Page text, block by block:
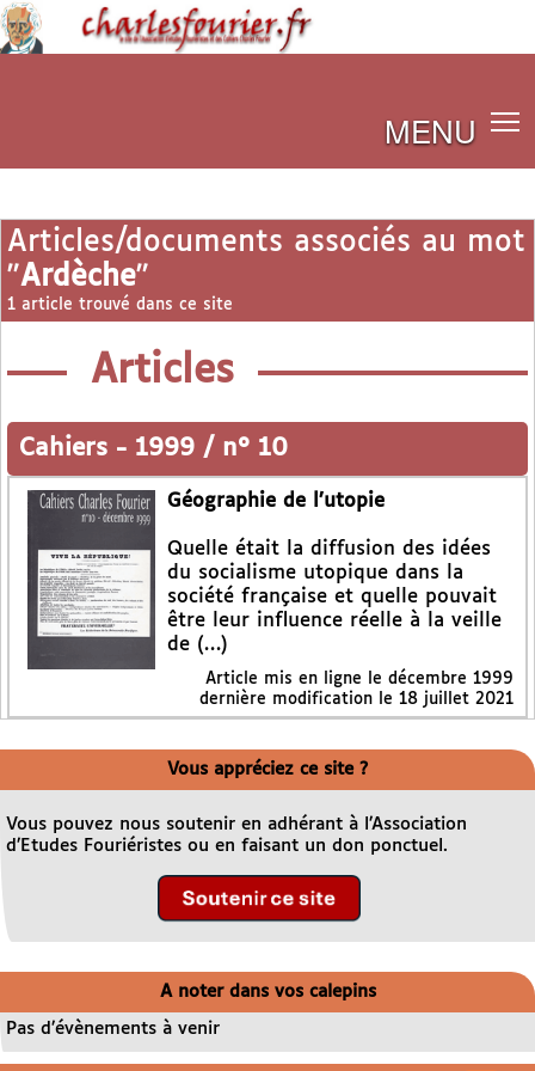
MENU
Articles/documents associés au mot
"Ardèche"
1 article trouvé dans ce site
Articles
Cahiers - 1999 / n° 10
Géographie de l’utopie
Quelle était la diffusion des idées
du socialisme utopique dans la
société française et quelle pouvait
être leur influence réelle à la veille
de (…)
Article mis en ligne le décembre 1999
dernière modification le 18 juillet 2021
Vous appréciez ce site ?
Vous pouvez nous soutenir en adhérant à l’Association
d’Etudes Fouriéristes ou en faisant un don ponctuel.
A noter dans vos calepins
Pas d’évènements à venir